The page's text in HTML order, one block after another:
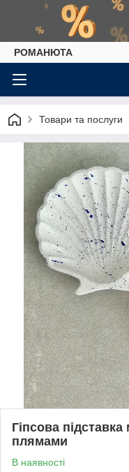
РОМАНЮТА
Товари та послуги
Гіпсова
плямами
В наявності